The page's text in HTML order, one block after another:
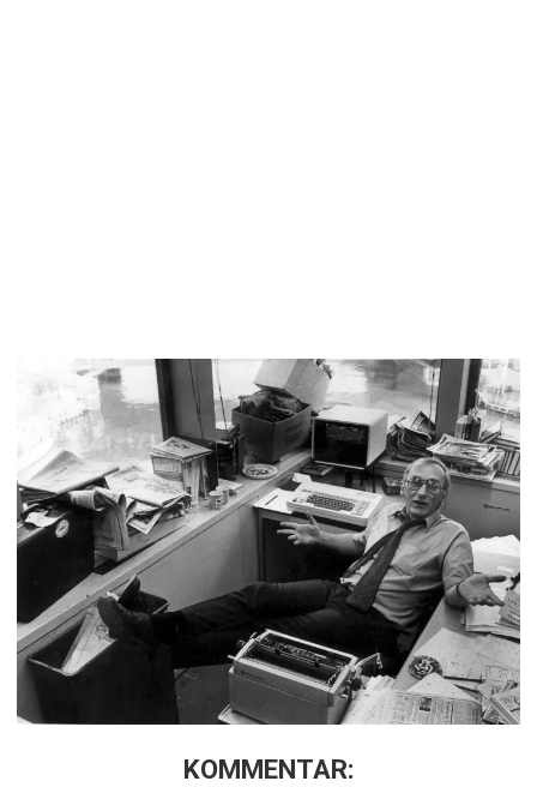
KOMMENTAR: